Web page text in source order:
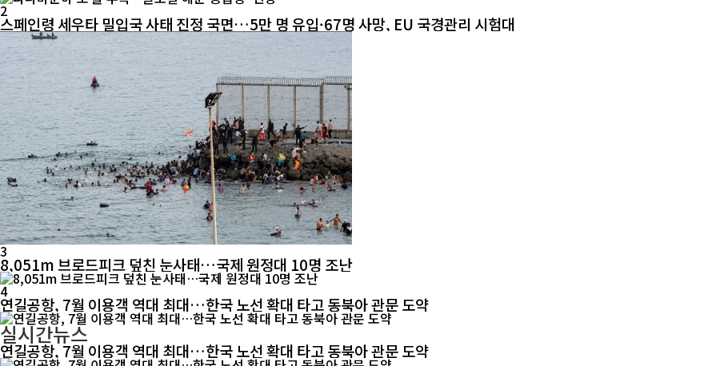
2
스페인령 세우타 밀입국 사태 진정 국면…5만 명 유입·67명 사망, EU 국경관리 시험대
3
8,051m 브로드피크 덮친 눈사태…국제 원정대 10명 조난
4
연길공항, 7월 이용객 역대 최대…한국 노선 확대 타고 동북아 관문 도약
실시간뉴스
연길공항, 7월 이용객 역대 최대…한국 노선 확대 타고 동북아 관문 도약